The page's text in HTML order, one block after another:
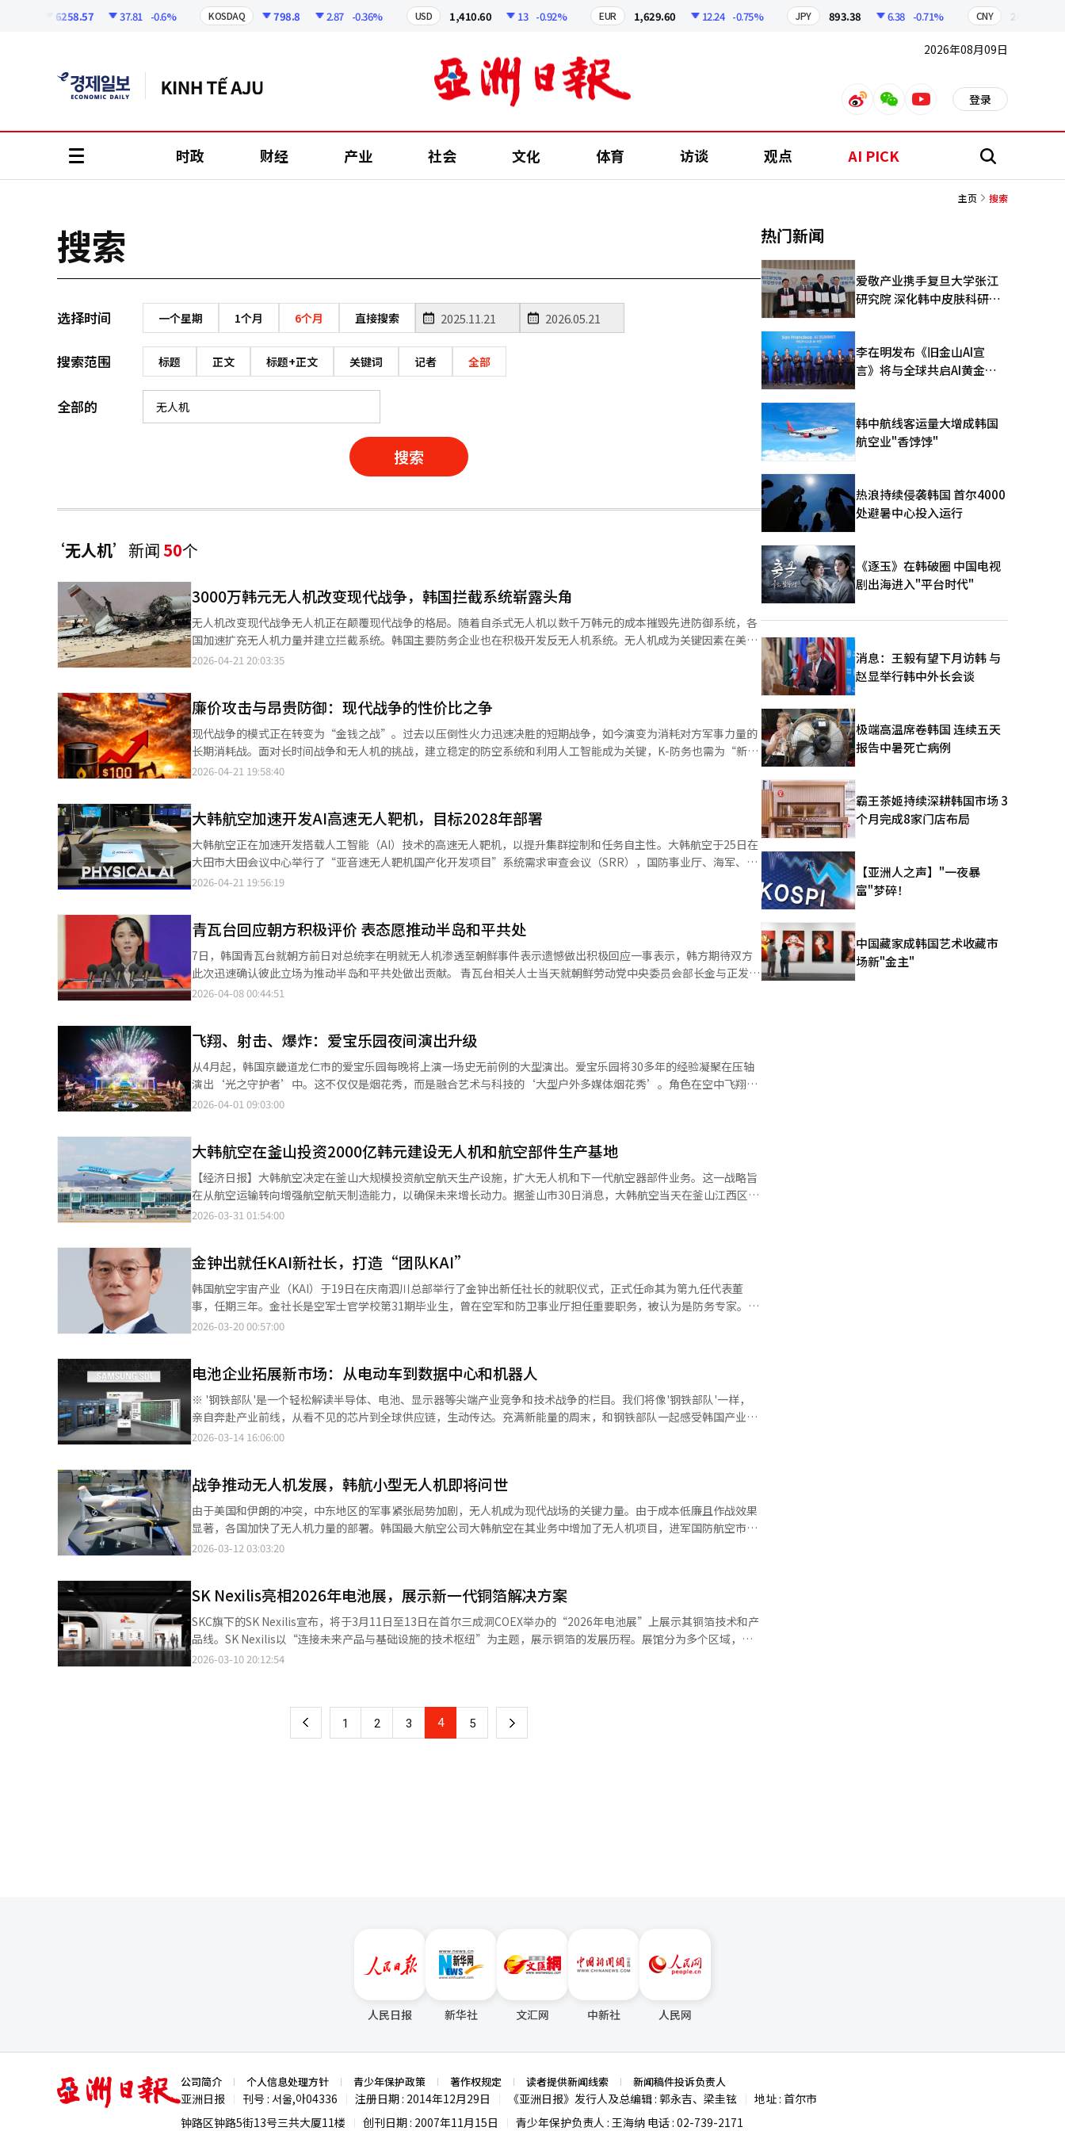
6258.57 37.81 -0.6% KOSDAQ 798.8 2.87 -0.36% USD 1,410.60 13 -0.92% EUR 1,629.60 12.24 -0.75% JPY 893.38 6.38 -0.71% CNY 209.17
2026年08月09日
weiboweixinyoutube 登录
时政 财经 产业 社会 文化 体育 访谈 观点 AI PICK 搜
主页 搜索
搜索
选择时间 一个星期 1个月 6个月 直接搜索
搜索范围 标题 正文 标题+正文 关键词 记者 全部
全部的
搜索
‘无人机’ 新闻50个
3000万韩元无人机改变现代战争，韩国拦截系统崭露头角
无人机改变现代战争无人机正在颠覆现代战争的格局。随着自杀式无人机以数千万韩元的成本摧毁先进防御系统，各
国加速扩充无人机力量并建立拦截系统。韩国主要防务企业也在积极开发反无人机系统。无人机成为关键因素在美以
与伊朗、俄乌战争中，自杀式无人机已成为打击敌方的核心手段。伊朗的沙赫德无人机在战场上摧毁了卡塔尔的液化
人机的威力。中东国家如沙特和阿联酋正在多元化武器采购渠道，不再仅依赖美国，而是转向韩国、英国和乌克兰等
国。据《华尔街日报》等外媒报道，法国和沙特等国正在与乌克兰讨论低成本无人机的开发与生产合作。法国计划增
加20亿欧元的国防预算用于无人机开发，澳大利亚则计划投入约5.25万亿韩元建立无人机及其应对系统。日本也在亚
洲设立了专门的无人机组织。无人机拦截系统的现实韩国的反无人机武器正在逐步实战部署。由国内技术制造的激光
防空武器“天光Block-1”利用光线拦截小型无人机和无人机。自2024年起，韩华系统开始批量生产并部署于陆军。
式主要分为硬杀伤和软杀伤。硬杀伤通过防空炮或激光进行物理破坏，软杀伤则通过干扰电波等方式使无人机失效。
LIG防务与航空航天公司正在开发一种不进行物理破坏的“软杀伤”韩国型干扰器小型无人机应对系统。现代威亚则
开发了车载一体化反无人机防御系统，韩国航空宇宙产业公司（KAI）则在开发反装甲和反人员的小型自杀式无人
机。在与朝鲜接壤的普通前哨（GOP）地区，探测、识别和无效化敌方小型无人机的“接触区域反无人机综合系
统”项目也在加速推进。防卫事业厅去年10月选定韩华系统和LIG防务与航空航天公司为项目企业，计划在今年通过
杀伤和软杀伤的综合运用是关键。上智大学军事学教授崔基日表示：“随着无人机运用成为战场核心，需动用一切手
段建立防御体系，通过复合防御体系在全球市场上证明竞争力。”※ 本报道经人工智能（AI）系统翻译与编辑。
2026-04-21 20:03:35
廉价攻击与昂贵防御：现代战争的性价比之争
现代战争的模式正在转变为“金钱之战”。过去以压倒性火力迅速决胜的短期战争，如今演变为消耗对方军事力量的
长期消耗战。面对长时间战争和无人机的挑战，建立稳定的防空系统和利用人工智能成为关键，K-防务也需为“新常
态”做好准备。据业内消息，随着战争中性价比的重要性提高，国际社会对K-防务的关注度上升。中东战争中部署的
惊讶，纷纷追加订单。继K2坦克和K9自行火炮之后，天弓-Ⅱ进一步提升了韩国武器的国际地位。”从俄乌战争到美
以与伊朗的冲突，战争模式普遍转向“非对称消耗战”。乌克兰和伊朗选择以低成本武器消耗对方昂贵的战略资源，
拖延时间，美国在寻找出路时遇到困难，实际效果已得到验证。为了应对被称为“穷人导弹”的自杀式无人机，各国
需要投入巨额资金建立防空系统。无人机的精准打击和AI神经网络的建设也需要大量资金。全球国防预算迅速增长。
根据英国国际战略问题研究所的报告，今年全球总防务支出预计增长6.5%，达到2.8万亿美元。美国今年的国防预算
到5427亿美元。业内人士指出：“韩国是世界上唯一分裂的国家，具备适合长期战争的强大武器生产能力，价格竞争
力优于美国武器，并拥有24小时对峙积累实时监控数据的IT能力。尤其是在设计和制造由AI直接驱动的机器人、无人
机和无人车辆方面，韩国在硬件和AI软件的优化上具有优势。”※ 本报道经人工智能（AI）系统翻译与编辑。
2026-04-21 19:58:40
大韩航空加速开发AI高速无人靶机，目标2028年部署
大韩航空正在加速开发搭载人工智能（AI）技术的高速无人靶机，以提升集群控制和任务自主性。大韩航空于25日在
大田市大田会议中心举行了“亚音速无人靶机国产化开发项目”系统需求审查会议（SRR），国防事业厅、海军、空
军及国防技术振兴研究所等主要相关人士出席。自去年11月大韩航空承接该项目以来，经过4个月的研发，项目旨在
划在2027年完成原型机出厂和首飞。高速无人靶机将搭载AI技术，极大提高任务自主性，并通过模块化传感器和设备
实现经济性和作战效率的提升。大韩航空致力于在2028年实现高速无人靶机的实战部署，以支持军方在2030年初期
实现“有人-无人复合作战系统（MUM-T）”和“战斗机协作多用途无人机（SUCA）”的目标。大韩航空相关人士
表示：“高速无人靶机设计与AI技术的结合是K-防务在全球市场取得领先地位的关键。我们将尽早完成高速无人靶机
系统的国产化，增强军队战斗力并提升K-防务的全球竞争力。”※ 本报道经人工智能（AI）系统翻译与编辑。
2026-04-21 19:56:19
青瓦台回应朝方积极评价 表态愿推动半岛和平共处
7日，韩国青瓦台就朝方前日对总统李在明就无人机渗透至朝鲜事件表示遗憾做出积极回应一事表示，韩方期待双方
此次迅速确认彼此立场为推动半岛和平共处做出贡献。 青瓦台相关人士当天就朝鲜劳动党中央委员会部长金与正发表
的谈话作出上述表态，并表示政府将继续为实现半岛和平共存而努力。 李在明前日主持召开国务会议时就无人机入朝
值得庆幸的明智之举，朝鲜最高领导人评价这展现出坦荡而大度的姿态。 韩国统一部7日发布声明称，朝鲜国务委员
长金正恩对李在明总统就无人机入朝事件表示遗憾一事做出“坦荡而大度”的评价，是韩半岛迈向和平共存的实质性
进展。双方迅速确认了停止不必要军事紧张升级行为的意愿，并实现沟通，韩朝没有任何理由互相敌对，敌视与对决
对任何一方都毫无裨益。 统一部强调，韩国政府将坚定恪守不对朝鲜采取任何敌对行为的原则，始终不移地推进韩半
岛和平共存政策。 金与正在李在明表态10个小时后迅速给予回应，并首次使用“李在明韩国总统”这一正式称谓。
极意义。 分析称，韩国政府就无人机入朝事件采取措施后，朝鲜方面作出相对迅速的反应，这在一定程度上证明，尽
管朝鲜在对韩关系上奉行“敌对两国论”，但最高领导层仍十分重视对韩关系。 但金与正在谈话中同时表示“应打消
任何试图接触的尝试”，对重启韩朝关系划红线。在目前“敌对两国”基调下，试图阻止韩方对此次沟通进行过度解
读，并希望在防止无人机事件重演方面获得具有约束力的承诺。
2026-04-08 00:44:51
飞翔、射击、爆炸：爱宝乐园夜间演出升级
从4月起，韩国京畿道龙仁市的爱宝乐园每晚将上演一场史无前例的大型演出。爱宝乐园将30多年的经验凝聚在压轴
演出‘光之守护者’中。这不仅仅是烟花秀，而是融合艺术与科技的‘大型户外多媒体烟花秀’。角色在空中飞翔，
光线射出，烟花绽放。曾执导2025年亚太经合组织（APEC）峰会文化演出和2018年平昌冬奥会开幕式的韩国著名导
拯救被黑化的朋友……光之守护者的光线战争爱宝乐园的夜间压轴演出焕然一新。每晚9点20分，‘黑夜魔法’笼罩
爱宝乐园，冒险序幕拉开。‘雷尼与朋友们’角色以‘光之守护者’的新形象登场，为保护爱宝乐园展开约20分钟的
冒险。故事背景基于科幻想象的蒸汽朋克风格。角色们为了拯救被魔法黑化的朋友‘杰克’，在黑暗与混乱的星球上
展开激烈的光线战斗。守护者们克服危机后，爱宝乐园重现希望，伴随华丽的烟花演出，冒险落下帷幕。被称为‘打
破界限的炼金术士’的梁正雄导演开启了压轴演出的新篇章。数千发烟花与国内首创的大型物件无人机、3D立体影
术）、K-Hertz（音乐）、尹济浩（激光艺术）等国内顶级艺术导演参与其中。音乐涵盖多种风格，包括布拉格大都
会交响乐团在捷克现场录制的主题曲、K-pop、EDM、音乐剧音乐等。歌手10CM权正烈的演唱更提升了观众的沉浸
度。梁导演在26日的记者会上表示，演出概念是‘闪亮的蒸汽朋克’。他说：“角色们穿上蒸汽朋克风格的服装，手
持激光枪等有趣道具。通常蒸汽朋克风格机械而粗犷，但这次演出尝试了适合爱宝乐园的新风格。”视觉效果也得到
了增强。2018年平昌冬奥会开幕式上，梁导演曾用1200架无人机的大规模无人机秀感动全球，这次他展示了国内首
人机一直是我的最爱。”他解释说：“在大型无人机上安装了150厘米的‘夜夜人’物件。”他补充道：“夜夜人的
眼睛和领口会发光，伴随K-Hertz的电子音乐，五个角色无人机将与尹济浩的激光艺术一起进行短暂而强烈的群
飞。”此外，舞台正面有一个宽62米、高10米的超大屏幕，连续播放逼真的3D立体影像，与英国著名装置艺术家布
鲁斯·蒙罗合作的花园灯光营造出梦幻氛围。在82人捷克大都会交响乐团的宏伟演奏中，观众可以欣赏到眼前生动的
烟花盛宴。爱宝乐园希望通过此次演出，增强其自身IP。梁导演表示：“这是为未来扩展到动画等领域奠定基础的尝
继承了积累的烟花表演传统，同时以狮子为灵感的角色‘雷尼与朋友们’作为演出的主角。”孩子和妈妈都‘动起
来’……充满活力的马戏团在爱宝乐园的大型室内剧场‘大舞台’上，韩国唯一的世界级马戏团演出‘记忆之翼’拉
开帷幕。‘记忆之翼’由太阳马戏团出身的导演参与的加拿大马戏团制作公司Éloize历时约一年半合作制作。Éloize
在全球50个国家700多个城市演出超过7000场。在约1000座的室内专用剧场中，每天上演两场，约40分钟的演出融
合了杂技、体操、舞蹈、影像、音乐和特效。主角少女伊尔与天鹅一起在未知的森林中旅行，结识精灵和少年，建立
示：“所有演出都结合了舞蹈、视觉元素和马戏。”他们说：“虽然其他马戏团也有类似项目，但我们以故事为中
心，围绕故事构建项目，这就是我们的不同之处。”郑娱乐集团长表示：“在韩国，只有太阳马戏团来访时才能看到
艺术马戏。”他说：“无论太阳马戏团是否来访，我们都希望在龙仁市让任何人都能体验高水平的马戏，因此策划
了‘记忆之翼’。”
2026-04-01 09:03:00
大韩航空在釜山投资2000亿韩元建设无人机和航空部件生产基地
【经济日报】大韩航空决定在釜山大规模投资航空航天生产设施，扩大无人机和下一代航空器部件业务。这一战略旨
在从航空运输转向增强航空航天制造能力，以确保未来增长动力。据釜山市30日消息，大韩航空当天在釜山江西区的
大韩航空釜山技术中心签署了2000亿韩元的投资谅解备忘录（MOU）。根据投资计划，大韩航空将在技术中心的空
无人机市场的应用范围正在扩大，不仅限于国防，还包括物流、灾害应对、农业和休闲等领域。随着人工智能（AI）
和自主飞行技术的发展，预计该领域的需求将在中长期内快速增长。此次投资对地区产业也具有重要意义。釜山市将
此视为航空航天领域的最大规模投资。釜山技术中心此前主要集中在航空维修和部件功能上，新工厂的建设将增强其
作为航空航天产业基地的作用。大韩航空在全球航空需求恢复过程中，重新调整业务组合。航空运输业务受油价、汇
率和地缘政治因素影响较大，而航空航天制造和军工业务则提供了相对稳定的收益基础。尤其是在航空业面临高油
键在于生产能力的提升速度和市场进入策略。无人机市场竞争激烈，技术实力、生产效率和供应链建设是关键因素。
大韩航空能否利用其现有的飞机制造和维修经验来增强竞争力，将成为重要变量。
2026-03-31 01:54:00
金钟出就任KAI新社长，打造“团队KAI”
韩国航空宇宙产业（KAI）于19日在庆南泗川总部举行了金钟出新任社长的就职仪式，正式任命其为第九任代表董
事，任期三年。金社长是空军士官学校第31期毕业生，曾在空军和防卫事业厅担任重要职务，被认为是防务专家。在
国防部任职期间，他负责KT-1和T-50的成本分析，并在国务调整室工作时，主导设立了国防领域首个“防务出口专
续的战争局势视为难得的黄金时机，继续进行创新和挑战。KAI的四大经营重点为：持续创新和挑战、培育现金牛业
务及扩展未来业务组合、构建共生合作生态系统、打造团队KAI。金社长计划扩大包括今年下半年交付空军的KF-21
在内的固定翼和旋翼飞机、无人机、卫星、软件、航空电子零部件等现有现金牛业务。他还表示，将通过人工智能
（AI）飞行员等软件、航空电子、有无人复合系统、无人机、导弹系统、太空业务等，扩展未来业务组合。为此，他
承诺将重组组织，确立以成果为中心的人事制度，营造不惧失败的研发环境。最后，金社长强调，将配合政府的“韩
力的团队KAI。就职仪式后，金社长检查了预计3月底出厂的KF-21量产机制造现场，并访问了固定翼、旋翼、太空中
心、开发中心等主要生产线和办公室，了解现场情况。※ 本报道经人工智能（AI）系统翻译与编辑。
2026-03-20 00:57:00
电池企业拓展新市场：从电动车到数据中心和机器人
※ '钢铁部队'是一个轻松解读半导体、电池、显示器等尖端产业竞争和技术战争的栏目。我们将像'钢铁部队'一样，
亲自奔赴产业前线，从看不见的芯片到全球供应链，生动传达。充满新能量的周末，和钢铁部队一起感受韩国产业的
力量！ <编辑者注> 电池产业以电动车为中心发展，如今正扩展至能源基础设施和人工智能(AI)产业、机器人等新领
解决方案、三星SDI、SK On等韩国三大电池公司减少了整车展示，转而重点展示储能装置、数据中心电力解决方
案、机器人和无人机电池等新市场技术。展会现场，电池技术及其新应用产业成为焦点。LG能源解决方案展示了电网
储能装置和AI数据中心电力供应系统，三星SDI则以高能量密度电池和电动工具等非电动车应用产品为主。SK On强调
高功率电池技术，瞄准高性能电动车市场。电动车市场增长放缓是这一变化的背景。全球电动车销量增速放缓，电池
企业意识到仅依靠汽车市场难以维持增长。电池使用量统计也显示，电动车电池增长势头减弱。相反，能源基础设施
电力需求激增。尤其是AI数据中心被认为可能成为未来电池产业的核心需求。数据中心耗电巨大，为确保稳定供电，
需要大规模电力储存装置。电池企业纷纷推出数据中心用UPS（不间断电源）和电池备份系统。机器人和无人机
等“物理AI”产业也成为新的电池需求来源。随着人形机器人、自动驾驶物流机器人、工业无人机等设备的出现，对
小型高能量密度电池的需求可能增加。国际电池展上，适用于机器人、无人机、卫星的电池技术展示众多，显示出产
业扩展的可能性。LG能源解决方案相关人士表示：“随着AI转型（AX）趋势的扩散，企业正从传统电动车和ESS业务
若电动车、电网、数据中心、机器人等多种产业的电池需求同时扩大，市场规模将大幅增长。电池企业间的竞争格局
也将在这一产业变化中重新调整。从电动车中心竞争转向包括能源基础设施和AI产业的“多重市场”竞争，企业的技
2026-03-14 16:06:00
战争推动无人机发展，韩航小型无人机即将问世
由于美国和伊朗的冲突，中东地区的军事紧张局势加剧，无人机成为现代战场的关键力量。由于成本低廉且作战效果
显著，各国加快了无人机力量的部署。韩国最大航空公司大韩航空在其业务中增加了无人机项目，进军国防航空市
场。据业内消息，大韩航空的航空航天事业部正与美国国防企业Anduril合作，扩大无人机业务范围。在上个月于釜
不仅用于侦察，还执行精确打击和干扰防空系统等任务，改变了战场格局。据彭博社报道，伊朗的自杀式无人
机“Shahed-136”每架价格约为2万美元，而击落它的防空导弹则需数十亿韩元。由于价格相对低廉且作战效果显
著，各国加快了无人机力量的部署。美国国防部启动了“无人机主导计划”，计划到明年投资约11亿美元，部署超过
35万架低成本自杀式无人机。大韩航空在推进无人机业务的同时，也在国内国防领域扩大影响力。公司正在开发中高
空无人机和低可探测性无人编队机，并已完成首架原型机的出厂。在军用航空器业务方面，大韩航空去年8月被选为
国防航空业务基础。大韩航空相关人士表示：“为了加强国内航空航天业务的能力和建立可持续增长的基础，我们正
在利用积累的技术和经验，发掘各种业务机会。”※ 本报道经人工智能（AI）系统翻译与编辑。
2026-03-12 03:03:20
SK Nexilis亮相2026年电池展，展示新一代铜箔解决方案
SKC旗下的SK Nexilis宣布，将于3月11日至13日在首尔三成洞COEX举办的“2026年电池展”上展示其铜箔技术和产
品线。SK Nexilis以“连接未来产品与基础设施的技术枢纽”为主题，展示铜箔的发展历程。展馆分为多个区域，第
一展区展示厚度仅4微米、宽度1400毫米、长度5公里的超宽铜箔。第二展区展示SK Nexilis的多种代表产品，包括标
锂金属电池用集电体等最新研发成果。SK Nexilis计划通过这些展示，展现其在电动汽车电池材料之外，向能源存储
装置、无人机、国防、机器人、航空航天等领域扩展的可能性。SK Nexilis的发言人表示：“通过此次展览，我们将
巩固作为未来基础设施材料领先企业的形象，并向全球客户和合作伙伴积极推广我们的产品线和技术实力，扩大技术
2026-03-10 20:12:54
上 1 2 3 4 5 下
热门新闻
爱敬产业携手复旦大学张江
研究院 深化韩中皮肤科研合
李在明发布《旧金山AI宣
言》将与全球共启AI黄金时
韩中航线客运量大增成韩国
航空业"香饽饽"
热浪持续侵袭韩国 首尔4000
处避暑中心投入运行
《逐玉》在韩破圈 中国电视
剧出海进入"平台时代"
消息：王毅有望下月访韩 与
赵显举行韩中外长会谈
极端高温席卷韩国 连续五天
报告中暑死亡病例
霸王茶姬持续深耕韩国市场 3
个月完成8家门店布局
【亚洲人之声】"一夜暴
富"梦碎！
中国藏家成韩国艺术收藏市
场新"金主"
人民日报 新华社 文汇网 中新社 人民网
亚
洲
日
公司简介 个人信息处理方针 青少年保护政策 著作权规定 读者提供新闻线索 新闻稿件投诉负责人
亚洲日报 刊号 : 서울,아04336 注册日期 : 2014年12月29日 《亚洲日报》发行人及总编辑 : 郭永吉、梁圭铉
地址 : 首尔市
钟路区钟路5街13号三共大厦11楼
创刊日期 : 2007年11月15日 青少年保护负责人 : 王海纳 电话 : 02-739-2171